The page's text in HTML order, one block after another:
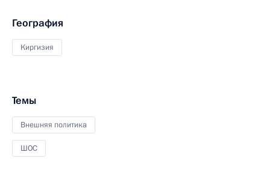
География
Киргизия
Темы
Внешняя политика
ШОС